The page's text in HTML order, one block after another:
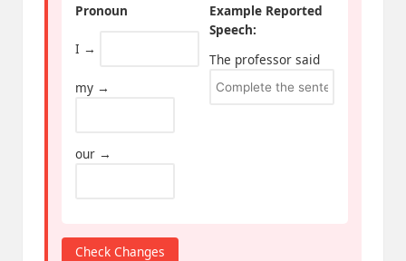
Pronoun
I →
my →
our →
Example Reported
Speech:
The professor said
Check Changes